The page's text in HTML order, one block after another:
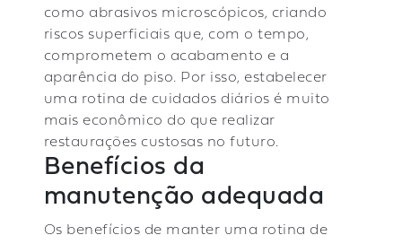
como abrasivos microscópicos, criando
riscos superficiais que, com o tempo,
comprometem o acabamento e a
aparência do piso. Por isso, estabelecer
uma rotina de cuidados diários é muito
mais econômico do que realizar
restaurações custosas no futuro.
Benefícios da
manutenção adequada
Os benefícios de manter uma rotina de